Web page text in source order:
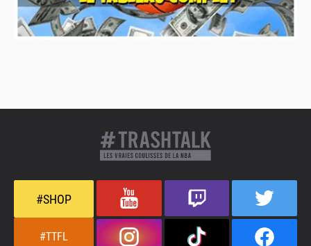
#SHOP
#TTFL